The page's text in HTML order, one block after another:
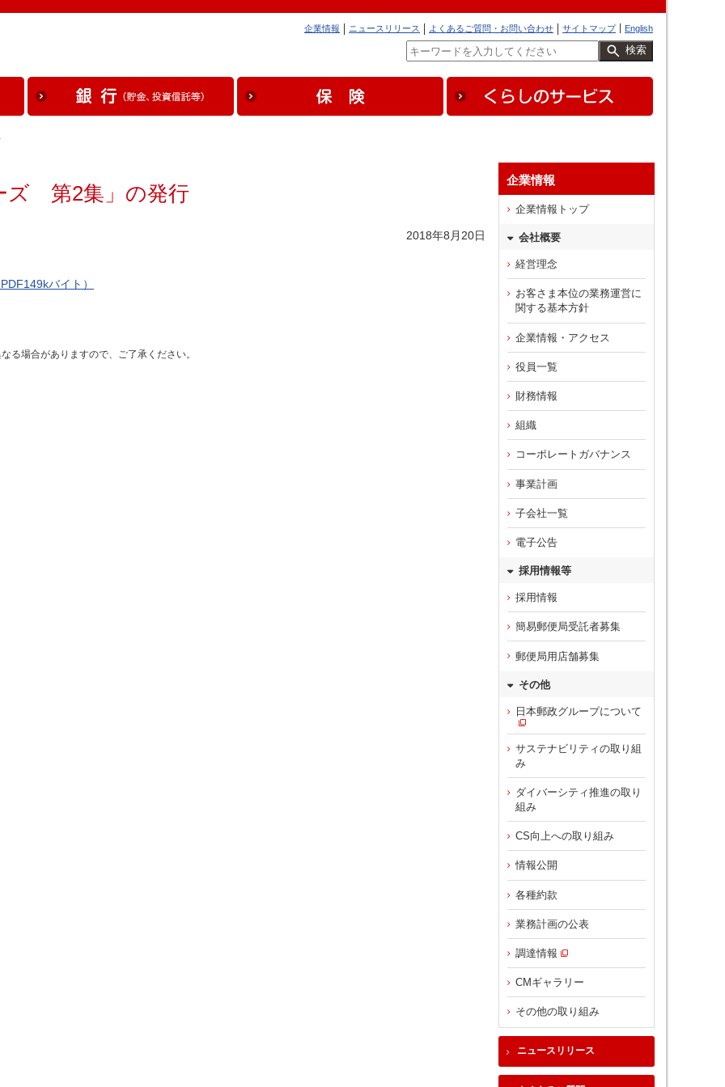
English
サイトマップ
よくあるご質問・お問い合わせ
ニュースリリース
企業情報
検索
ズ 第2集」の発行
2018年8月20日
バイト）
る場合がありますので、ご了承ください。
企業情報
企業情報トップ
会社概要
経営理念
お客さま本位の業務運営に
関する基本方針
企業情報・アクセス
役員一覧
財務情報
組織
コーポレートガバナンス
事業計画
子会社一覧
電子公告
採用情報等
採用情報
簡易郵便局受託者募集
郵便局用店舗募集
その他
日本郵政グループについて
サステナビリティの取り組
み
ダイバーシティ推進の取り
組み
CS向上への取り組み
情報公開
各種約款
業務計画の公表
調達情報
CMギャラリー
その他の取り組み
ニュースリリース